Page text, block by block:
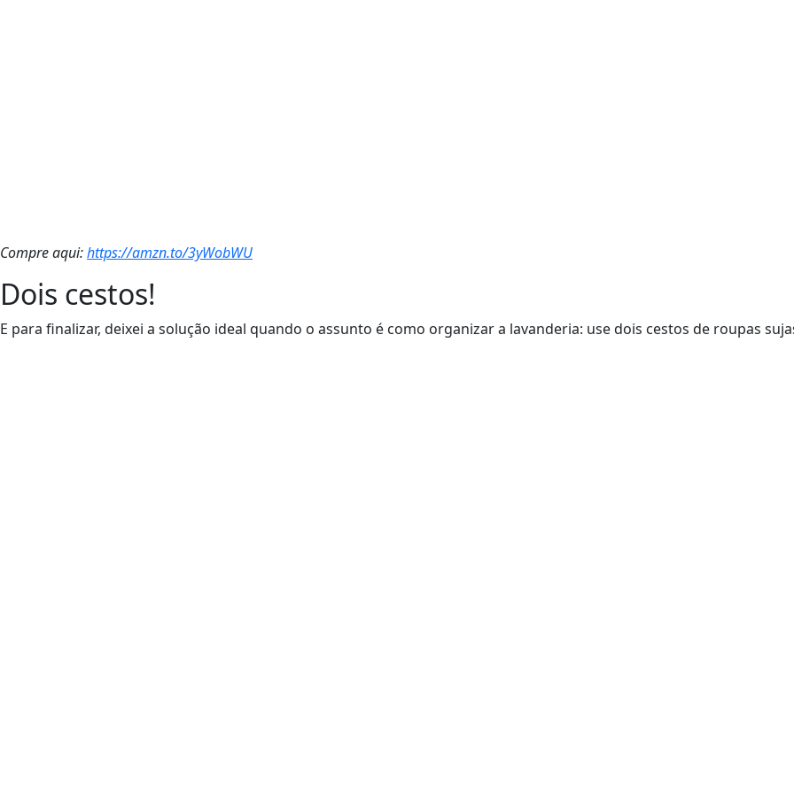
Compre aqui:https://amzn.to/3yWobWU
Dois cestos!
E para finalizar, deixei a solução ideal quando o assunto é como organizar a lavanderia: use dois cestos de roupas